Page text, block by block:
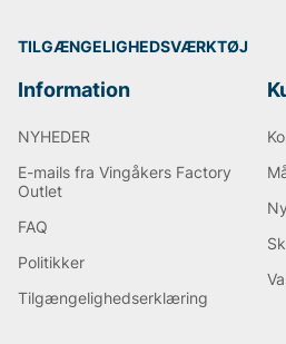
TILGÆNGELIGHEDSVÆRKTØJ
Information
NYHEDER
E-mails fra Vingåkers Factory
Outlet
FAQ
Politikker
Tilgængelighedserklæring